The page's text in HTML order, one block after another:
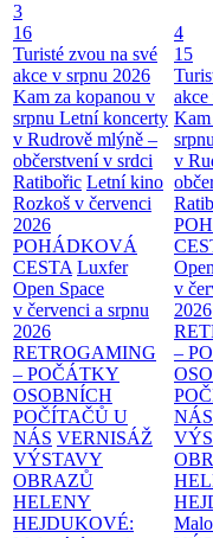
3
16
Turisté zvou na své
akce v srpnu 2026
Kam za kopanou v
srpnu Letní koncerty
v Rudrově mlýně –
občerstvení v srdci
Ratibořic Letní kino
Rozkoš v červenci
2026
POHÁDKOVÁ
CESTA Luxfer
Open Space
v červenci a srpnu
2026
RETROGAMING
– POČÁTKY
OSOBNÍCH
POČÍTAČŮ U
NÁS VERNISÁŽ
VÝSTAVY
OBRAZŮ
HELENY
HEJDUKOVÉ:
4
15
Kam
srpnu
v
v
2026
–
NÁS